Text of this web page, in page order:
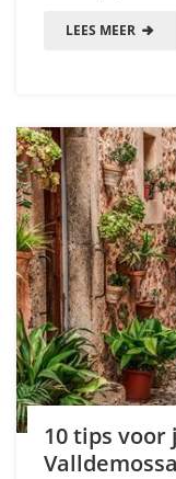
LEES MEER
10 tips voor